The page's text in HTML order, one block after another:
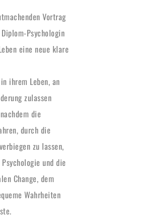
Vortrag
Psychologin
eine neue klare
ihrem Leben, an
zulassen
die
durch die
zu lassen,
und die
Change, dem
Wahrheiten